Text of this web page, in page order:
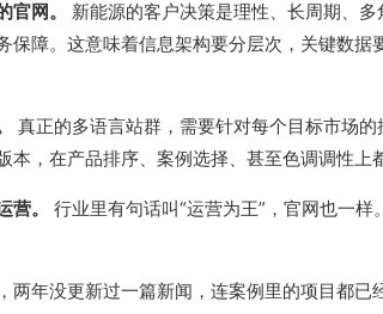
网。
新能源的客户决策是理性、长周期、
保障。这意味着信息架构要分层次，关键数
真正的多语言站群，需要针对每个目标市场
，在产品排序、案例选择、甚至色调调性上
。
行业里有句话叫“运营为王”，官网也一
年没更新过一篇新闻，连案例里的项目都已